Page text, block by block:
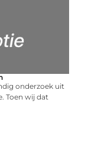
onderzoek uit
Toen wij dat